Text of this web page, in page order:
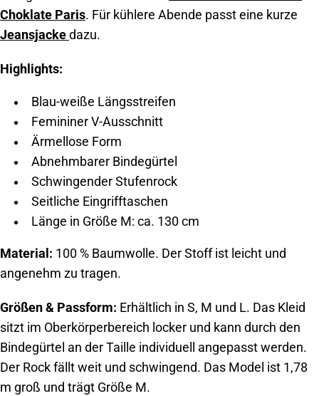
Choklate Paris. Für kühlere Abende passt eine kurze
Jeansjacke dazu.
Highlights:
Blau-weiße Längsstreifen
Femininer V-Ausschnitt
Ärmellose Form
Abnehmbarer Bindegürtel
Schwingender Stufenrock
Seitliche Eingrifftaschen
Länge in Größe M: ca. 130 cm
Material: 100 % Baumwolle. Der Stoff ist leicht und
angenehm zu tragen.
Größen & Passform: Erhältlich in S, M und L. Das Kleid
sitzt im Oberkörperbereich locker und kann durch den
Bindegürtel an der Taille individuell angepasst werden.
Der Rock fällt weit und schwingend. Das Model ist 1,78
m groß und trägt Größe M.